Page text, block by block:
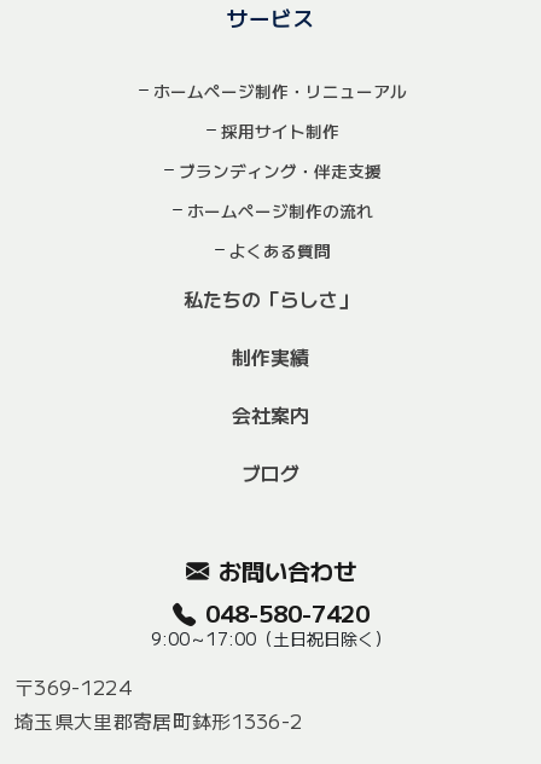
サービス
ホームページ制作・リニューアル
採用サイト制作
ブランディング・伴走支援
ホームページ制作の流れ
よくある質問
私たちの「らしさ」
制作実績
会社案内
ブログ
お問い合わせ
048-580-7420
9:00～17:00（土日祝日除く）
〒369-1224
埼玉県大里郡寄居町鉢形1336-2